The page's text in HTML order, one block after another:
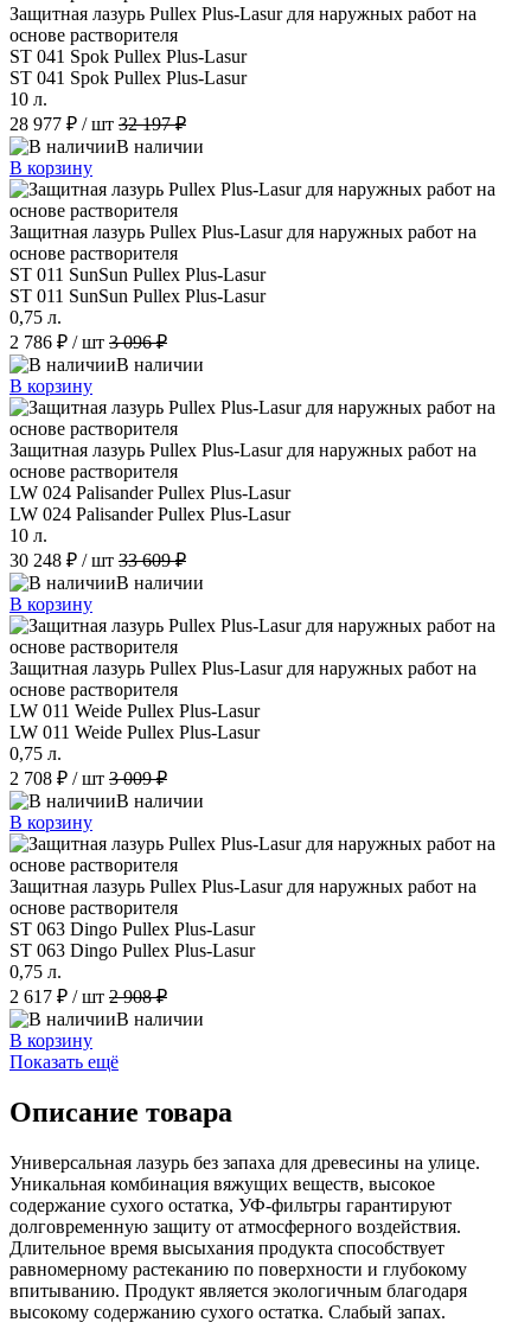
Защитная лазурь Pullex Plus-Lasur для наружных работ на
основе растворителя
ST 041 Spok Pullex Plus-Lasur
ST 041 Spok Pullex Plus-Lasur
10 л.
28 977 ₽ / шт 32 197 ₽
В наличии
В корзину
Защитная лазурь Pullex Plus-Lasur для наружных работ на
основе растворителя
ST 011 SunSun Pullex Plus-Lasur
ST 011 SunSun Pullex Plus-Lasur
0,75 л.
2 786 ₽ / шт 3 096 ₽
В наличии
В корзину
Защитная лазурь Pullex Plus-Lasur для наружных работ на
основе растворителя
LW 024 Palisander Pullex Plus-Lasur
LW 024 Palisander Pullex Plus-Lasur
10 л.
30 248 ₽ / шт 33 609 ₽
В наличии
В корзину
Защитная лазурь Pullex Plus-Lasur для наружных работ на
основе растворителя
LW 011 Weide Pullex Plus-Lasur
LW 011 Weide Pullex Plus-Lasur
0,75 л.
2 708 ₽ / шт 3 009 ₽
В наличии
В корзину
Защитная лазурь Pullex Plus-Lasur для наружных работ на
основе растворителя
ST 063 Dingo Pullex Plus-Lasur
ST 063 Dingo Pullex Plus-Lasur
0,75 л.
2 617 ₽ / шт 2 908 ₽
В наличии
В корзину
Показать ещё
Описание товара
Универсальная лазурь без запаха для древесины на улице.
Уникальная комбинация вяжущих веществ, высокое
содержание сухого остатка, УФ-фильтры гарантируют
долговременную защиту от атмосферного воздействия.
Длительное время высыхания продукта способствует
равномерному растеканию по поверхности и глубокому
впитыванию. Продукт является экологичным благодаря
высокому содержанию сухого остатка. Слабый запах.